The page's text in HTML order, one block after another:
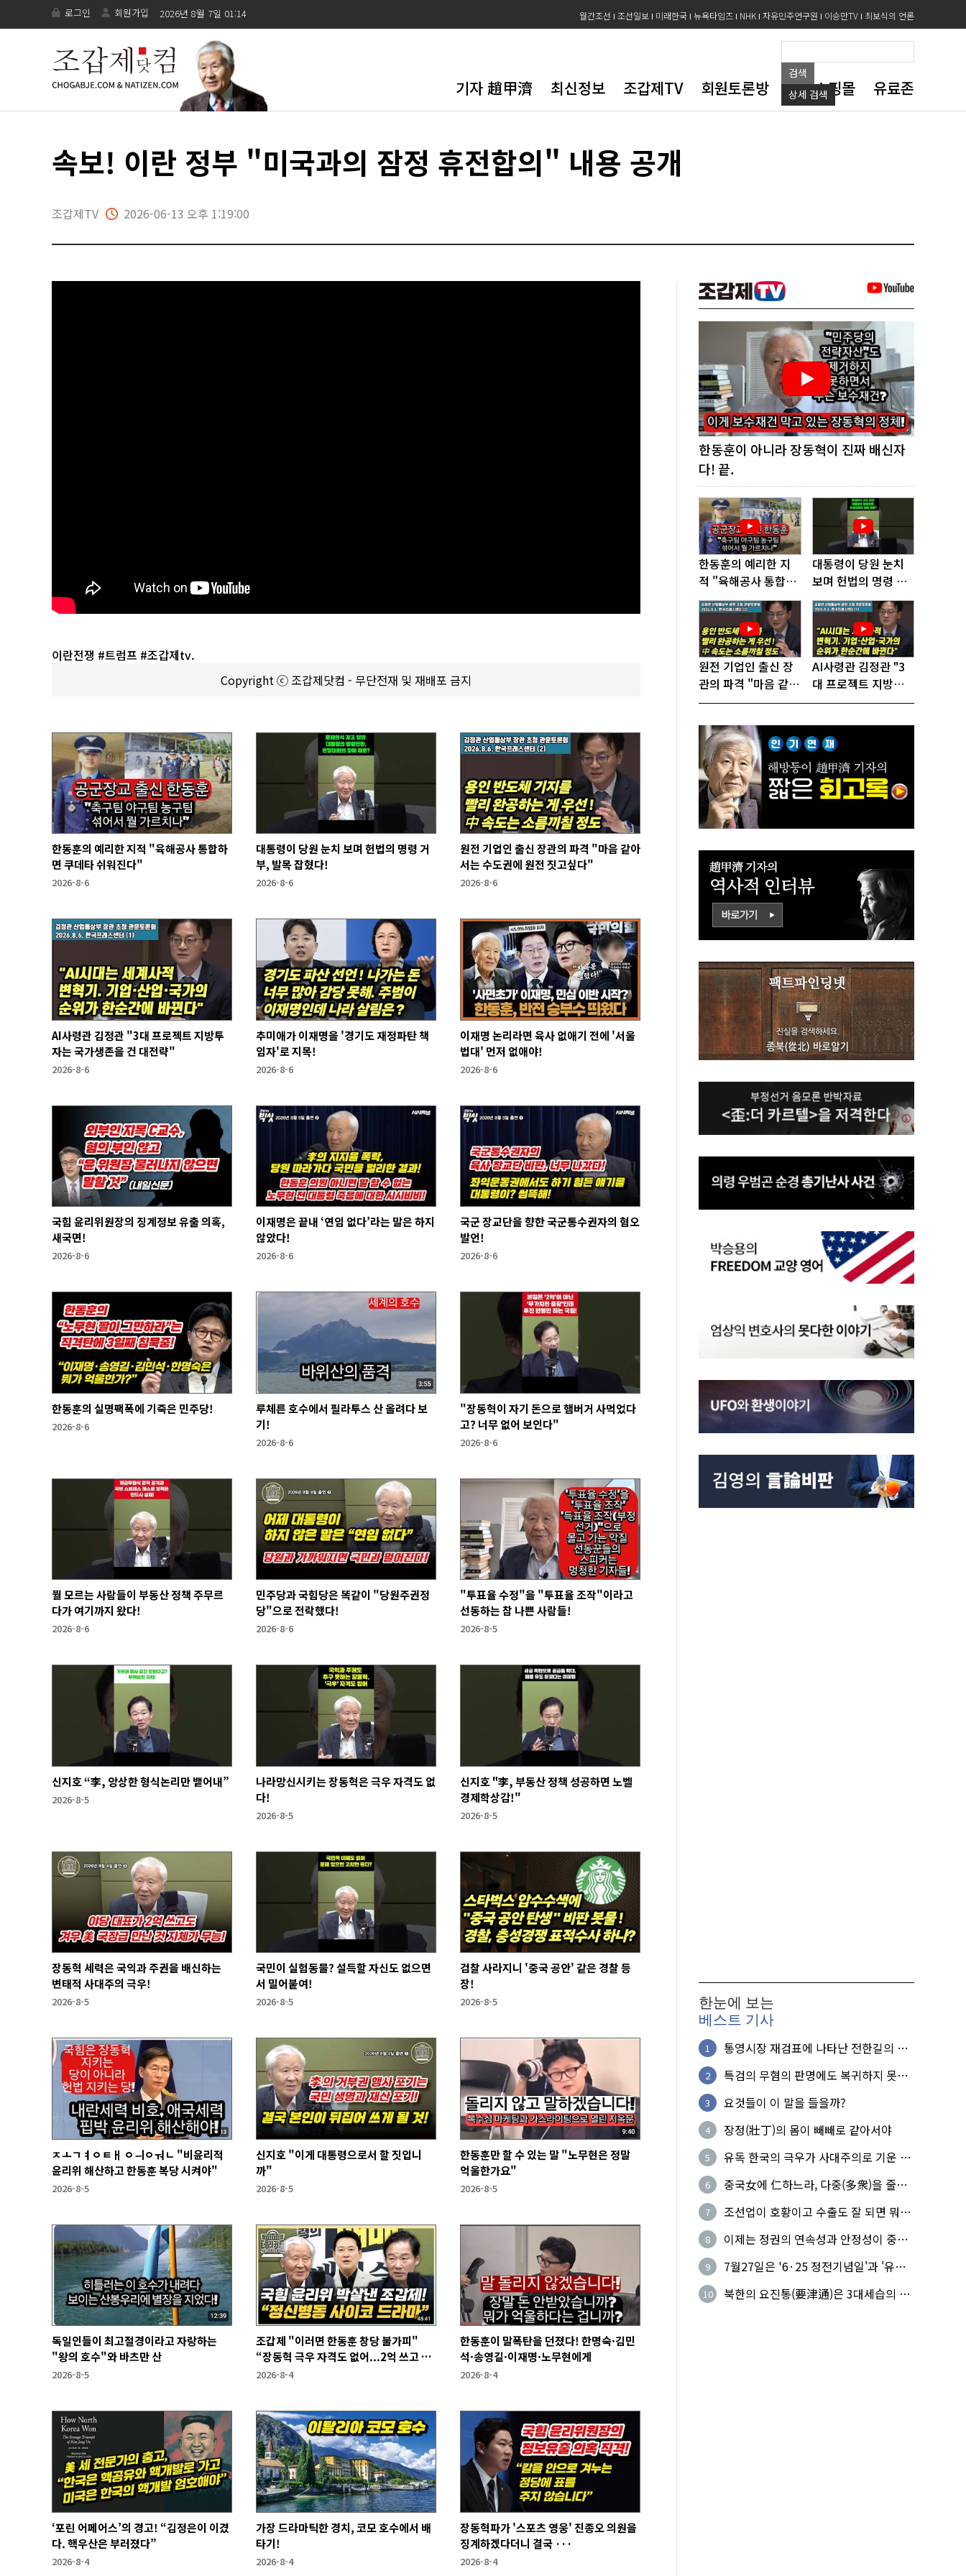
로그인 회원가입 2026년 8월 7일 01:14 월간조선 조선일보 미래한국 뉴욕타임즈 NHK 자유민주연구원 이승만TV 최보식의 언론
검색
상세 검색
기자 趙甲濟 최신정보 조갑제TV 회원토론방 도서쇼핑몰 유료존
속보! 이란 정부 "미국과의 잠정 휴전합의" 내용 공개
조갑제TV 2026-06-13 오후 1:19:00
이란전쟁 #트럼프 #조갑제tv.
Copyright ⓒ 조갑제닷컴 - 무단전재 및 재배포 금지
한동훈의 예리한 지적 "육해공사 통합하
면 쿠데타 쉬워진다"
2026-8-6
대통령이 당원 눈치 보며 헌법의 명령 거
부, 발목 잡혔다!
2026-8-6
원전 기업인 출신 장관의 파격 "마음 같아
서는 수도권에 원전 짓고싶다"
2026-8-6
AI사령관 김정관 "3대 프로젝트 지방투
자는 국가생존을 건 대전략"
2026-8-6
추미애가 이재명을 '경기도 재정파탄 책
임자'로 지목!
2026-8-6
이재명 논리라면 육사 없애기 전에 '서울
법대' 먼저 없애야!
2026-8-6
국힘 윤리위원장의 징계정보 유출 의혹,
새국면!
2026-8-6
이재명은 끝내 ‘연임 없다’라는 말은 하지
않았다!
2026-8-6
국군 장교단을 향한 국군통수권자의 혐오
발언!
2026-8-6
한동훈의 실명팩폭에 기죽은 민주당!
2026-8-6
루체른 호수에서 필라투스 산 올려다 보
기!
2026-8-6
"장동혁이 자기 돈으로 햄버거 사먹었다
고? 너무 없어 보인다"
2026-8-6
뭘 모르는 사람들이 부동산 정책 주무르
다가 여기까지 왔다!
2026-8-6
민주당과 국힘당은 똑같이 "당원주권정
당"으로 전락했다!
2026-8-6
"투표율 수정"을 "투표율 조작"이라고
선동하는 참 나쁜 사람들!
2026-8-5
신지호 “李, 앙상한 형식논리만 뱉어내”
2026-8-5
나라망신시키는 장동혁은 극우 자격도 없
다!
2026-8-5
신지호 "李, 부동산 정책 성공하면 노벨
경제학상감!"
2026-8-5
장동혁 세력은 국익과 주권을 배신하는
변태적 사대주의 극우!
2026-8-5
국민이 실험동물? 설득할 자신도 없으면
서 밀어붙여!
2026-8-5
검찰 사라지니 '중국 공안' 같은 경찰 등
장!
2026-8-5
ㅈㅗㄱㅕㅇㅌㅐ ㅇㅢㅇㅝㄴ "비윤리적
윤리위 해산하고 한동훈 복당 시켜야"
2026-8-5
신지호 "이게 대통령으로서 할 짓입니
까"
2026-8-5
한동훈만 할 수 있는 말 "노무현은 정말
억울한가요"
2026-8-5
독일인들이 최고절경이라고 자랑하는
"왕의 호수"와 바츠만 산
2026-8-5
조갑제 "이러면 한동훈 창당 불가피"
“장동혁 극우 자격도 없어...2억 쓰고 성
과 없어”
2026-8-4
한동훈이 말폭탄을 던졌다! 한명숙·김민
석·송영길·이재명·노무현에게
2026-8-4
‘포린 어페어스’의 경고! “김정은이 이겼
다. 핵우산은 부러졌다”
2026-8-4
가장 드라마틱한 경치, 코모 호수에서 배
타기!
2026-8-4
장동혁파가 '스포츠 영웅' 진종오 의원을
징계하겠다더니 결국 ···
2026-8-4
한동훈이 아니라 장동혁이 진짜 배신자
다! 끝.
한동훈의 예리한 지
적 "육해공사 통합하
면 쿠데타 쉬워진다"
대통령이 당원 눈치
보며 헌법의 명령 거
부, 발목 잡혔다!
원전 기업인 출신 장
관의 파격 "마음 같아
서는 수도권에 원전
AI사령관 김정관 "3
대 프로젝트 지방투
자는 국가생존을 건
한눈에 보는
베스트 기사
1
통영시장 재검표에 나타난 전한길의 무
2
특검의 무혐의 판명에도 복귀하지 못한
3 요것들이 이 말을 들을까?
4 장정(壯丁)의 몸이 빼빼로 같아서야
5
유독 한국의 극우가 사대주의로 기운 이
6
중국女에 仁하느라, 다중(多衆)을 줄세
7
조선업이 호황이고 수출도 잘 되면 뭐하
8
이제는 정권의 연속성과 안정성이 중요
9
7월27일은 '6·25 정전기념일'과 '유엔
10
북한의 요진통(要津通)은 3대세습의 사